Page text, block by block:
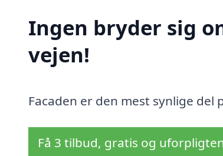
Ingen bryder sig
vejen!
Facaden er den mest synlige
Få 3 tilbud, gratis og